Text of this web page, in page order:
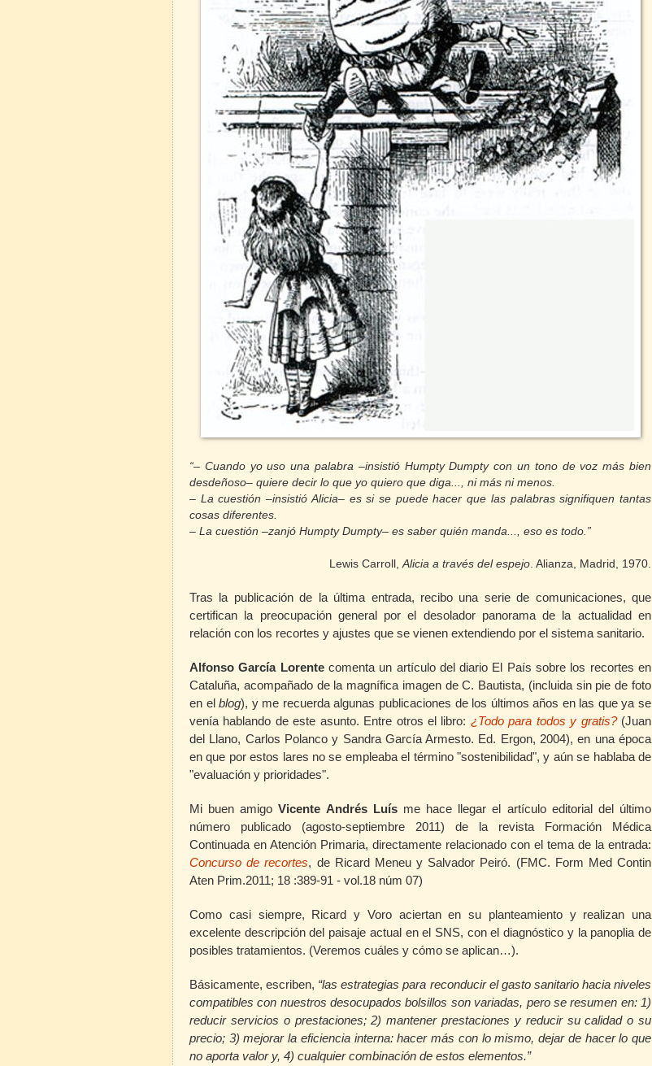
“– Cuando youso una palabra –insistió Humpty Dumpty con un tono de voz más bien
desdeñoso– quiere decir lo que yo quiero que diga..., ni más ni menos.
– La cuestión –insistió Alicia– es si se puedehacer que las palabras signifiquen tantas
cosas diferentes.
– La cuestión –zanjó Humpty Dumpty– es saber quién manda..., eso es todo.”
Lewis Carroll, Alicia a través del espejo . Alianza, Madrid, 1970.
Tras la publicación de la última entrada, recibo una serie de comunicaciones, que
certifican la preocupación general por el desolador panorama de la actualidad en
relación con los recortes y ajustes que se vienen extendiendo por el sistema sanitario.
Alfonso García Lorentecomenta un artículo del diario El País sobre los recortes en
Cataluña, acompañado de la magnífica imagen de C. Bautista, (incluida sin pie de foto
en elblog), y me recuerda algunas publicaciones de los últimos años en las que ya se
venía hablando de este asunto. Entre otros el libro: ¿Todo para todos y gratis?(Juan
del Llano, Carlos Polanco y Sandra García Armesto. Ed. Ergon, 2004), en una época
en que por estos lares no se empleaba el término "sostenibilidad", y aún se hablaba de
"evaluación y prioridades".
Mi buen amigoVicente Andrés Luísme hace llegar el artículo editorial del último
número publicado (agosto-septiembre 2011) de la revista Formación Médica
Continuada en Atención Primaria, directamente relacionado con el tema de la entrada:
Concurso de recortes, de Ricard Meneu y Salvador Peiró. (FMC. Form Med Contin
Aten Prim.2011; 18 :389-91 - vol.18 núm 07)
Como casi siempre, Ricard y Voro aciertan en su planteamiento y realizan una
excelente descripción del paisaje actual en el SNS, con el diagnóstico y la panoplia de
posibles tratamientos. (Veremos cuáles y cómo se aplican…).
Básicamente, escriben, “las estrategias para reconducir el gasto sanitario hacia niveles
compatibles con nuestros desocupados bolsillos son variadas, pero se resumen en: 1)
reducir servicios o prestaciones;2) mantener prestaciones y reducir su calidad o su
precio; 3) mejorar la eficiencia interna: hacer más con lo mismo, dejar de hacer lo que
no aporta valor y, 4) cualquier combinación de estos elementos.”